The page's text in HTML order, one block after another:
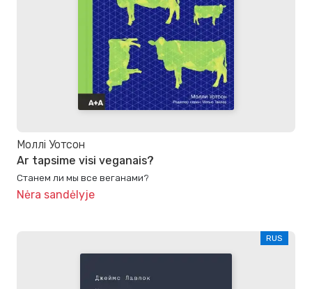
Моллі Уотсон
Ar tapsime visi veganais?
Станем ли мы все веганами?
Nėra sandėlyje
RUS